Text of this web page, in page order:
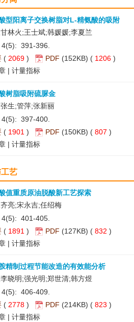
型阳离子交换树脂对L-精氨酸的吸附
林火;王士斌;韩媛媛;李夏兰
4(5): 391-396.
( 2069 ) PDF (152KB) ( 1206 )
| 计量指标
树脂吸附硫脲金
生;管萍;张新丽
4(5): 397-400.
( 1901 ) PDF (150KB) ( 807 )
| 计量指标
艺
值重质原油脱酸新工艺探索
亮;宋永吉;任绍梅
4(5): 401-405.
( 1891 ) PDF (127KB) ( 832 )
| 计量指标
精制过程节能改造的有效能分析
晓明;强光明;郑世清;韩方煜
4(5): 406-409.
( 2778 ) PDF (214KB) ( 823 )
| 计量指标